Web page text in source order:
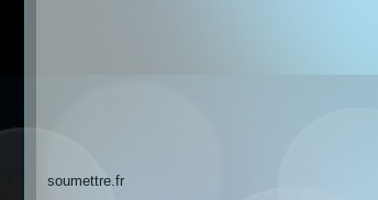
soumettre.fr